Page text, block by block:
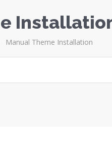
Manual Theme Installation